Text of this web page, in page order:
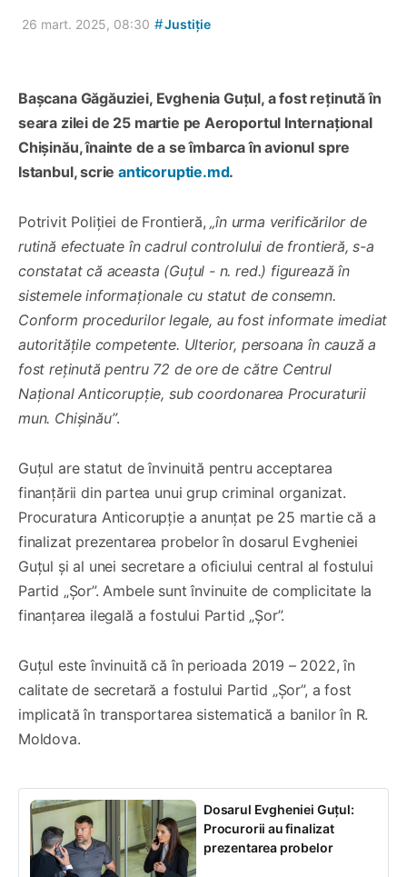
26 mart. 2025, 08:30 #Justiție
Bașcana Găgăuziei, Evghenia Guțul, a fost reținută în
seara zilei de 25 martie pe Aeroportul Internațional
Chișinău,înainte de a se îmbarca în avionul spre
Istanbul, scrieanticoruptie.md.
Potrivit Poliției de Frontieră,„în urma verificărilor de
rutină efectuate în cadrul controlului de frontieră, s-a
constatat că aceasta (Guțul - n. red.) figurează în
sistemele informaționale cu statut de consemn.
Conform procedurilor legale, au fost informate imediat
autoritățile competente. Ulterior, persoana în cauză a
fost reținută pentru 72 de ore de către Centrul
Național Anticorupție, sub coordonarea Procuraturii
mun. Chișinău”.
Guțul are statut de învinuită pentru acceptarea
finanțării din partea unui grup criminal organizat.
Procuratura Anticorupție a anunțat pe 25 martie că a
finalizat prezentarea probelor în dosarul Evgheniei
Guțul și al unei secretare a oficiului central al fostului
Partid „Șor”. Ambele sunt învinuite de complicitate la
finanțarea ilegală a fostului Partid „Șor”.
Guțul este învinuită că în perioada 2019 – 2022, în
calitate de secretară a fostului Partid „Şor”, a fost
implicată în transportarea sistematică a banilor în R.
Moldova.
Dosarul Evgheniei Guțul:
Procurorii au finalizat
prezentarea probelor